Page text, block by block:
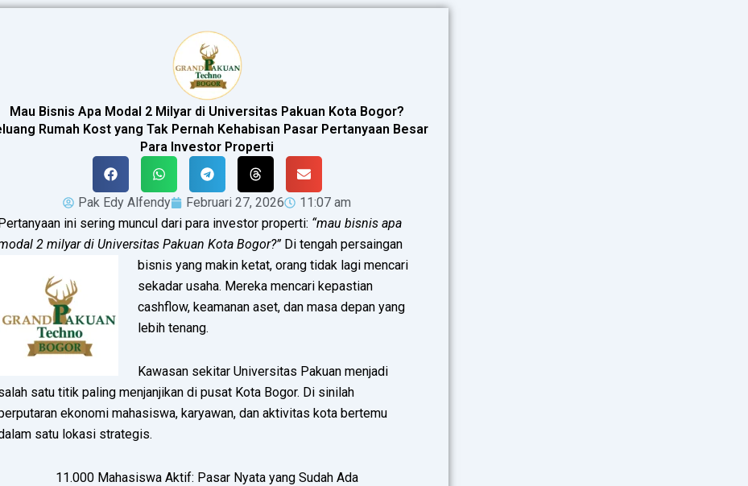
Mau Bisnis Apa Modal 2 Milyar di Universitas Pakuan Kota Bogor?
Rumah Kost yang Tak Pernah Kehabisan Pasar Pertanyaan Besar
Para Investor Properti
Pak Edy Alfendy Februari 27, 2026
11:07 am
ini sering muncul dari para investor properti: “mau bisnis apa
2 milyar di Universitas Pakuan Kota Bogor?” Di tengah persaingan
bisnis yang makin ketat, orang tidak lagi mencari
sekadar usaha. Mereka mencari kepastian
cashflow, keamanan aset, dan masa depan yang
lebih tenang.
Kawasan sekitar Universitas Pakuan menjadi
satu titik paling menjanjikan di pusat Kota Bogor. Di sinilah
ekonomi mahasiswa, karyawan, dan aktivitas kota bertemu
satu lokasi strategis.
11.000 Mahasiswa Aktif: Pasar Nyata yang Sudah Ada